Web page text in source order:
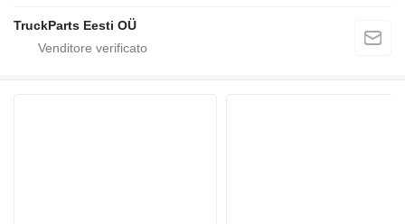
TruckParts Eesti OÜ